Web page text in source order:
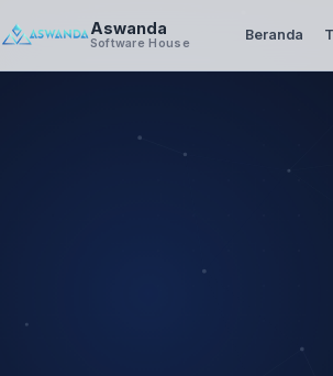
Aswanda
Software House Beranda